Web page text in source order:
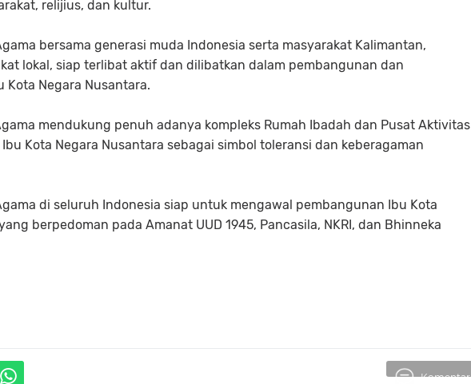
relijius, dan kultur.
bersama generasi muda Indonesia serta masyarakat Kalimantan,
lokal, siap terlibat aktif dan dilibatkan dalam pembangunan dan
Kota Negara Nusantara.
mendukung penuh adanya kompleks Rumah Ibadah dan Pusat Aktivitas
Kota Negara Nusantara sebagai simbol toleransi dan keberagaman
di seluruh Indonesia siap untuk mengawal pembangunan Ibu Kota
berpedoman pada Amanat UUD 1945, Pancasila, NKRI, dan Bhinneka
Komentar